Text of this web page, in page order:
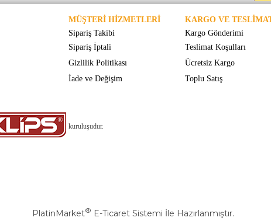
MÜŞTERİ HİZMETLERİ KARGO VE
Sipariş Takibi
Kargo Gönderimi
Sipariş İptali
Teslimat Koşulları
Gizlilik Politikası
Ücretsiz Kargo
İade ve Değişim
Toplu Satış
kuruluşudur.
PlatinMarket® E-Ticaret Sistemi İle Hazırlanmıştır.